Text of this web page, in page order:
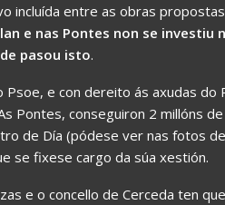
incluída entre as obras
e nas Pontes non se investiu
pasou isto.
e con dereito ás axudas do
Pontes, conseguiron 2 millóns
de Día (pódese ver nas fotos
se fixese cargo da súa xestión.
e o concello de Cerceda ten